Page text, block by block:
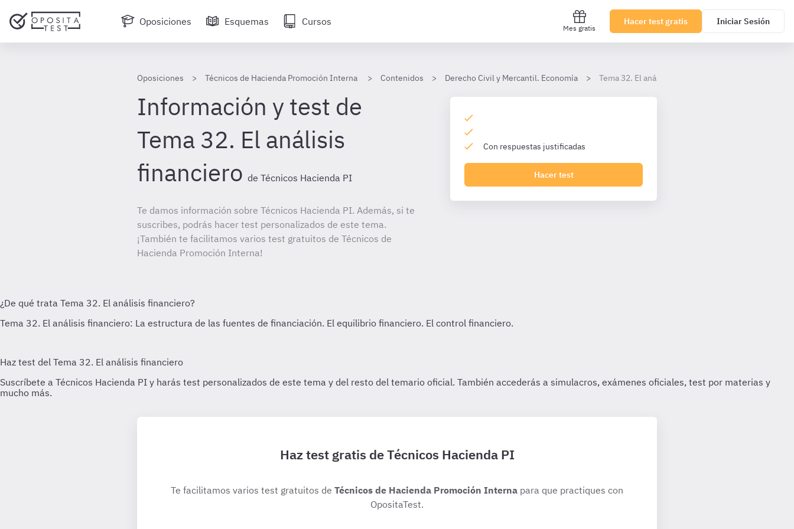
Oposiciones Esquemas Cursos
Mes gratis
Hacer test gratis Iniciar Sesión
Oposiciones Técnicos de Hacienda Promoción Interna Contenidos Derecho Civil y Mercantil. Economía Tema 32. El análisis financiero
Información y test de
Tema 32. El análisis
financiero de Técnicos Hacienda PI
Te damos información sobre Técnicos Hacienda PI. Además, si te
suscribes, podrás hacer test personalizados de este tema.
¡También te facilitamos varios test gratuitos de Técnicos de
Hacienda Promoción Interna!
Con respuestas justificadas
Hacer test
Haz test gratis de Técnicos Hacienda PI
Te facilitamos varios test gratuitos de Técnicos de Hacienda Promoción Interna para que practiques con
OpositaTest.